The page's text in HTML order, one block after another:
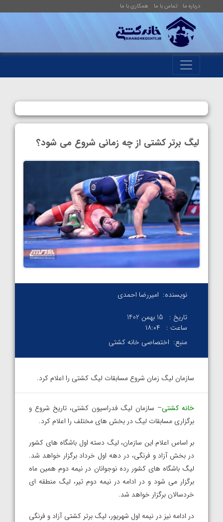
درباره ما تماس با ما همکاری با ما
لیگ برتر کشتی از چه زمانی شروع می شود؟
نویسنده: امیررضا احمدی
تاریخ :
15 بهمن 1402
ساعت :
۱۸:۰۴
منبع: اختصاصی خانه کشتی
سازمان لیگ زمان شروع مسابقات لیگ کشتی را اعلام کرد.
خانه کشتی– سازمان لیگ فدراسیون کشتی، تاریخ شروع و
برگزاری مسابقات لیگ در بخش های مختلف را اعلام کرد.
بر اساس اعلام این سازمان، لیگ دسته اول باشگاه های کشور
در بخش آزاد و فرنگی، در دهه اول خرداد برگزار خواهد شد.
لیگ باشگاه های کشور رده نوجوانان در نیمه دوم همین ماه
برگزار می شود و در ادامه در نیمه دوم تیر، لیگ منطقه ای
خردسالان برگزار خواهد شد.
در ادامه نیز در نیمه اول شهریور، لیگ برتر کشتی آزاد و فرنگی